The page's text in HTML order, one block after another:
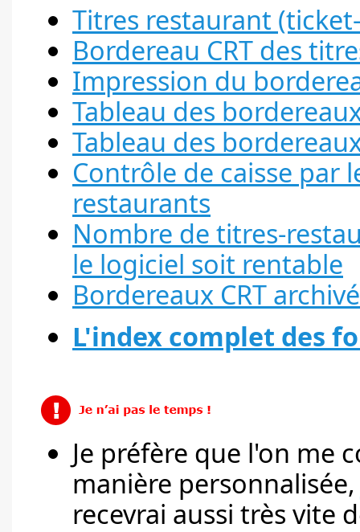
Titres restaurant
Bordereau CRT des
Impression du
Tableau des
Tableau des
Contrôle de caisse par
restaurants
Nombre de titres-
le logiciel soit rentable
Bordereaux CRT
L'index complet des
Je préfère que l'on me
manière
recevrai aussi très vite